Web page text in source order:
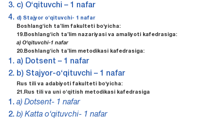
c) O‘qituvchi – 1 nafar
d) Stajyor o‘qituvchi- 1 nafar
Boshlang‘ich ta’lim fakulteti bo‘yicha:
19.Boshlang‘ich ta’lim nazariyasi va amaliyoti kafedrasiga:
a) O‘qituvchi-1 nafar
20.Boshlang‘ich ta’lim metodikasi kafedrasiga:
a) Dotsent – 1 nafar
b) Stajyor-o‘qituvchi – 1 nafar
Rus tili va adabiyoti fakulteti bo‘yicha:
21.Rus tili va uni o‘qitish metodikasi kafedrasiga
a) Dotsent- 1 nafar
b) Katta o‘qituvchi- 1 nafar